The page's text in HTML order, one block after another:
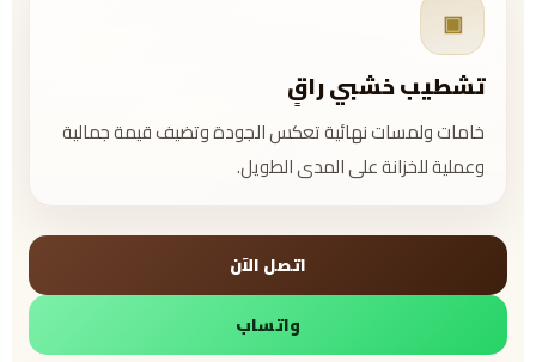
▣
تشطيب خشبي راقٍ
خامات ولمسات نهائية تعكس الجودة وتضيف قيمة جمالية
وعملية للخزانة على المدى الطويل.
اتصل الآن
واتساب